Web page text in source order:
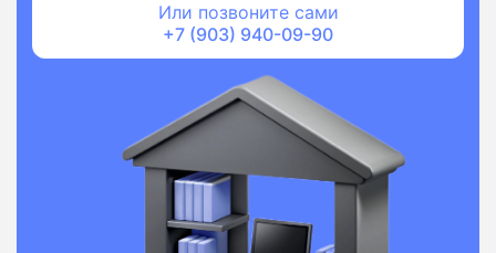
Или позвоните сами
+7 (903) 940-09-90